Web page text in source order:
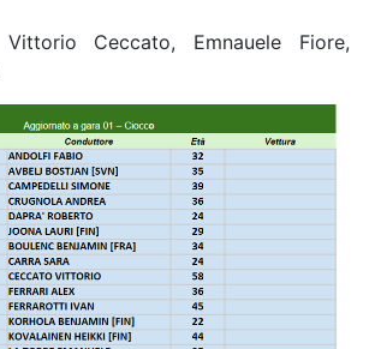
Vittorio Ceccato, Emnauele Fiore,